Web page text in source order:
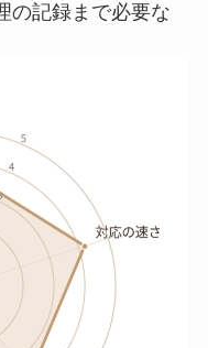
の記録まで必要な